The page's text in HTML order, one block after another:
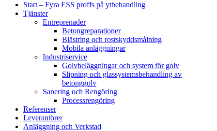
Start – Fyra ESS proffs på ytbehandling
Tjänster
Entreprenader
Betongreparationer
Blästring och rostskyddsmålning
Mobila anläggningar
Industriservice
Golvbeläggningar och system för golv
Slipning och glassystemsbehandling av
betonggolv
Sanering och Rengöring
Processrengöring
Referenser
Leverantörer
Anläggning och Verkstad